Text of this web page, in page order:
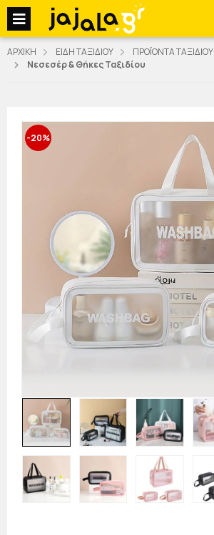
jajala Menu
ΑΡΧΙΚΗ ΕΙΔΗ ΤΑΞΙΔΙΟΥ
ΠΡΟΪΟΝΤΑ ΤΑΞΙΔΙΟΥ
Νεσεσέρ & Θήκες Ταξιδίου
-20%